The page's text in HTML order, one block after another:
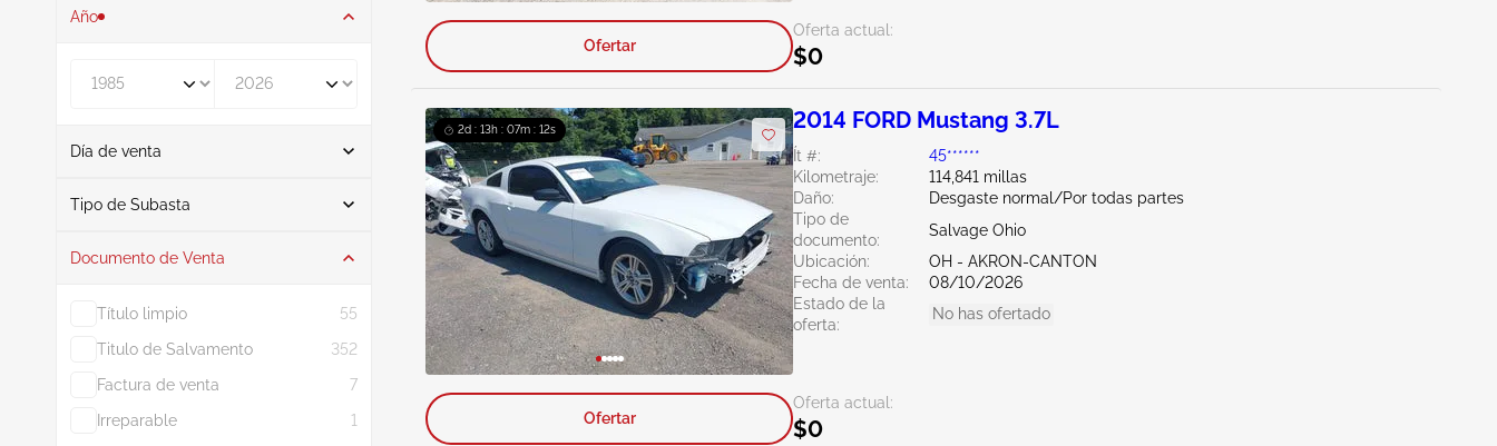
Año
Día de venta
De
Tipo de Subasta
Subasta 1070
Documento de Venta
Título limpio
55
Titulo de Salvamento
352
Factura de venta
7
Irreparable
1
Oferta actual:
$0
Ofertar
2d : 13h : 07m : 11s 2014 FORD Mustang 3.7L
Ít #:
45******
Kilometraje:
114,841 millas
Daño:
Desgaste normal/Por todas partes
Tipo de
documento:
Salvage Ohio
Ubicación:
OH - AKRON-CANTON
Fecha de venta:
08/10/2026
Estado de la
oferta:
No has ofertado
Oferta actual:
$0
Ofertar